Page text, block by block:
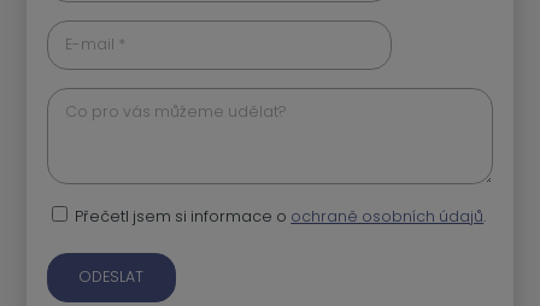
E-mail *
Co pro vás můžeme udělat?
Přečetl jsem si informace o ochraně osobních údajů.